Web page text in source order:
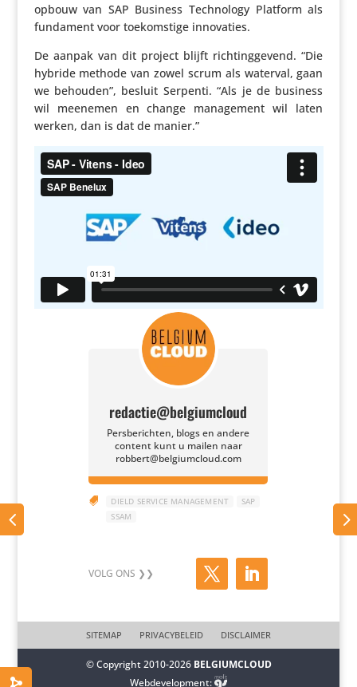
opbouw van SAP Business Tech­no­logy Platform als
fundament voor toekom­stige innovaties.
De aanpak van dit project blijft rich­ting­ge­vend. “Die
hybride methode van zowel scrum als waterval, gaan
we behouden”, besluit Serpenti. “Als je de business
wil meenemen en change mana­ge­ment wil laten
werken, dan is dat de manier.”
redactie@belgiumcloud
Persberichten, blogs en andere
content kunt u mailen naar
robbert@belgiumcloud.com
 DIELD SERVICE MANAGEMENT
SAP
SSAM
SITEMAP PRIVACYBELEID DISCLAIMER
© Copyright 2010-2026 BELGIUMCLOUD
Webdevelopment: